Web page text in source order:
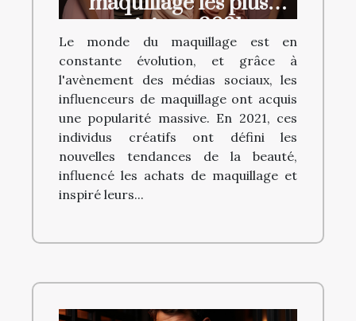
suivis en 2021
Le monde du maquillage est en
constante évolution, et grâce à
l'avènement des médias sociaux, les
influenceurs de maquillage ont acquis
une popularité massive. En 2021, ces
individus créatifs ont défini les
nouvelles tendances de la beauté,
influencé les achats de maquillage et
inspiré leurs...